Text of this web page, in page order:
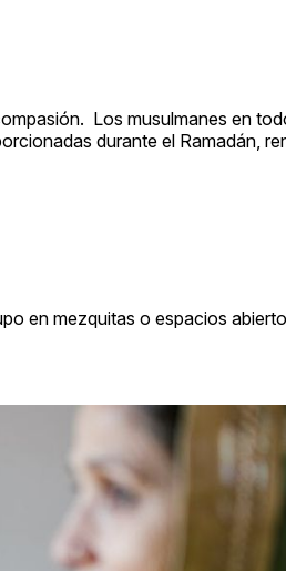
Los musulmanes en
durante el Ramadán,
en mezquitas o espacios